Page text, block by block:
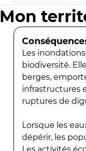
Mon
Les
biodiversité.
berges,
infrastructures
ruptures de
Lorsque les
dépérir, les